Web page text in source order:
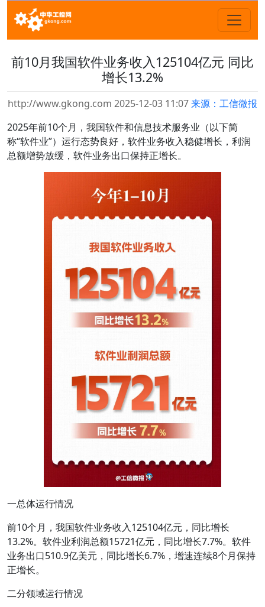
前10月我国软件业务收入125104亿元 同比
增长13.2%
http://www.gkong.com 2025-12-03 11:07来源：工信微报
2025年前10个月，我国软件和信息技术服务业（以下简
称“软件业”）运行态势良好，软件业务收入稳健增长，利润
总额增势放缓，软件业务出口保持正增长。
一总体运行情况
前10个月，我国软件业务收入125104亿元，同比增长
13.2%。软件业利润总额15721亿元，同比增长7.7%。软件
业务出口510.9亿美元，同比增长6.7%，增速连续8个月保持
正增长。
二分领域运行情况